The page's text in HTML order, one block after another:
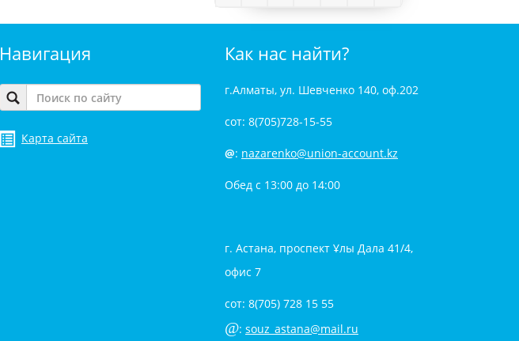
Навигация
Карта сайта
Как нас найти?
г.Алматы, ул. Шевченко 140, оф.202
сот: 8(705)728-15-55
@: nazarenko@union-account.kz
Обед с 13:00 до 14:00
г. Астана, проспект Ұлы Дала 41/4,
офис 7
сот: 8(705) 728 15 55
@: souz_astana@mail.ru